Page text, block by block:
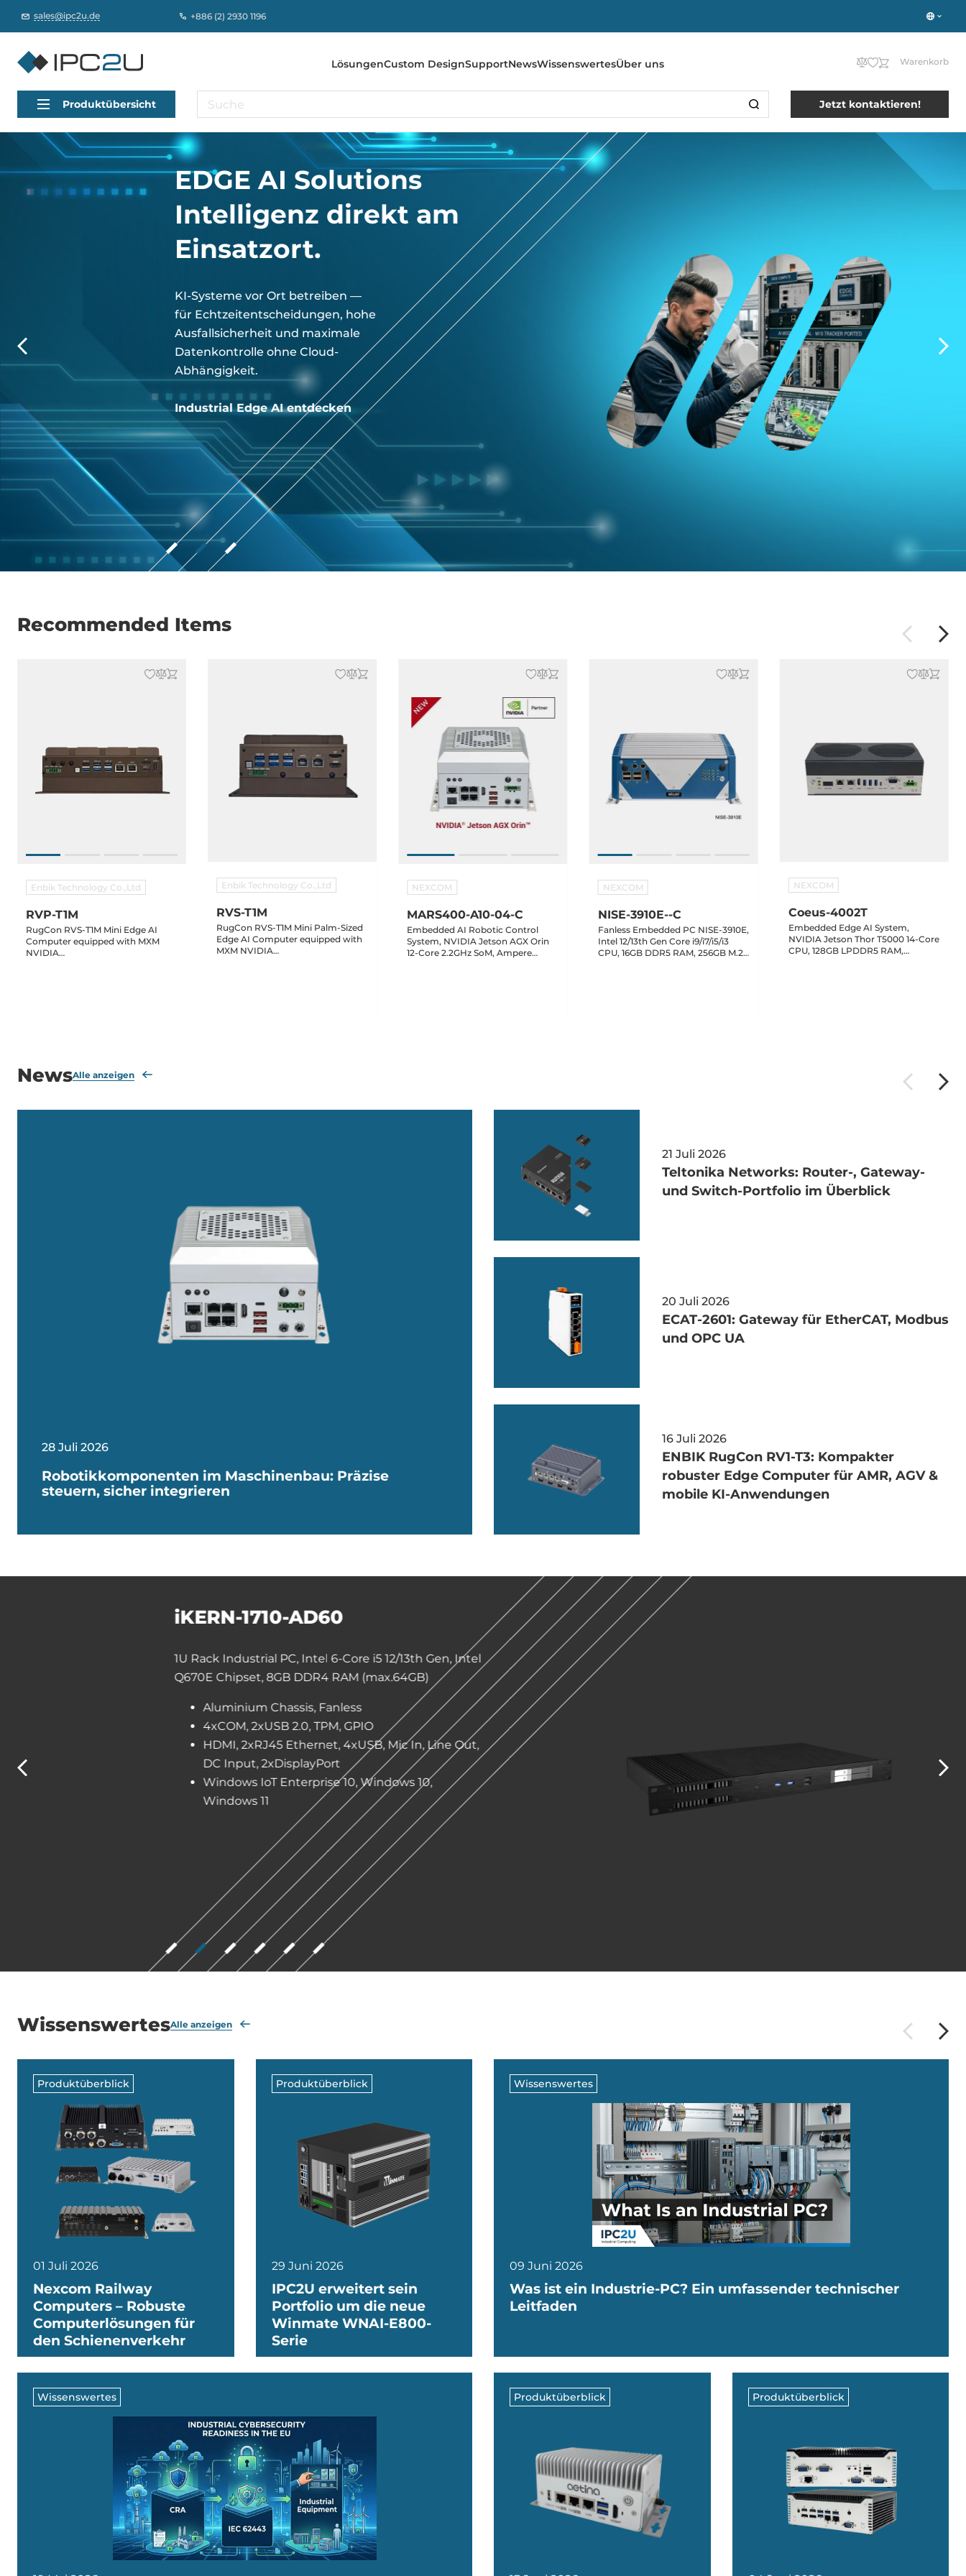
sales@ipc2u.de +886 (2) 2930 1196
LösungenCustom DesignSupportNewsWissenswertesÜber uns Warenkorb
Produktübersicht Jetzt kontaktieren!
EDGE AI Solutions
Intelligenz direkt am
Einsatzort.
KI-Systeme vor Ort betreiben —
für Echtzeitentscheidungen, hohe
Ausfallsicherheit und maximale
Datenkontrolle ohne Cloud-
Abhängigkeit.
Industrial Edge AI entdecken
Recommended Items
Enbik Technology Co.,Ltd
RVP-T1M
RugCon RVS-T1M Mini Edge AI
Computer equipped with MXM
NVIDIA
Enbik Technology Co.,Ltd
RVS-T1M
RugCon RVS-T1M Mini Palm-Sized
Edge AI Computer equipped with
MXM NVIDIA
NEXCOM
MARS400-A10-04-C
Embedded AI Robotic Control
System, NVIDIA Jetson AGX Orin
12-Core 2.2GHz SoM, Ampere
NEXCOM
NISE-3910E--C
Fanless Embedded PC NISE-3910E,
Intel 12/13th Gen Core i9/i7/i5/i3
CPU, 16GB DDR5 RAM, 256GB M.2
NEXCOM
Coeus-4002T
Embedded Edge AI System,
NVIDIA Jetson Thor T5000 14-Core
CPU, 128GB LPDDR5 RAM,
NewsAlle anzeigen
28 Juli 2026
Robotikkomponenten im Maschinenbau: Präzise
steuern, sicher integrieren
21 Juli 2026
Teltonika Networks: Router-, Gateway-
und Switch-Portfolio im Überblick
20 Juli 2026
ECAT‑2601: Gateway für EtherCAT, Modbus
und OPC UA
16 Juli 2026
ENBIK RugCon RV1-T3: Kompakter
robuster Edge Computer für AMR, AGV &
mobile KI-Anwendungen
iKERN-1710-AD60
1U Rack Industrial PC, Intel 6-Core i5 12/13th Gen, Intel
Q670E Chipset, 8GB DDR4 RAM (max.64GB)
Aluminium Chassis, Fanless
4xCOM, 2xUSB 2.0, TPM, GPIO
HDMI, 2xRJ45 Ethernet, 4xUSB, Mic In, Line Out,
DC Input, 2xDisplayPort
Windows IoT Enterprise 10, Windows 10,
Windows 11
WissenswertesAlle anzeigen
Produktüberblick
01 Juli 2026
Nexcom Railway
Computers – Robuste
Computerlösungen für
den Schienenverkehr
Produktüberblick
29 Juni 2026
IPC2U erweitert sein
Portfolio um die neue
Winmate WNAI-E800-
Serie
Wissenswertes
09 Juni 2026
Was ist ein Industrie-PC? Ein umfassender technischer
Leitfaden
Wissenswertes Produktüberblick Produktüberblick